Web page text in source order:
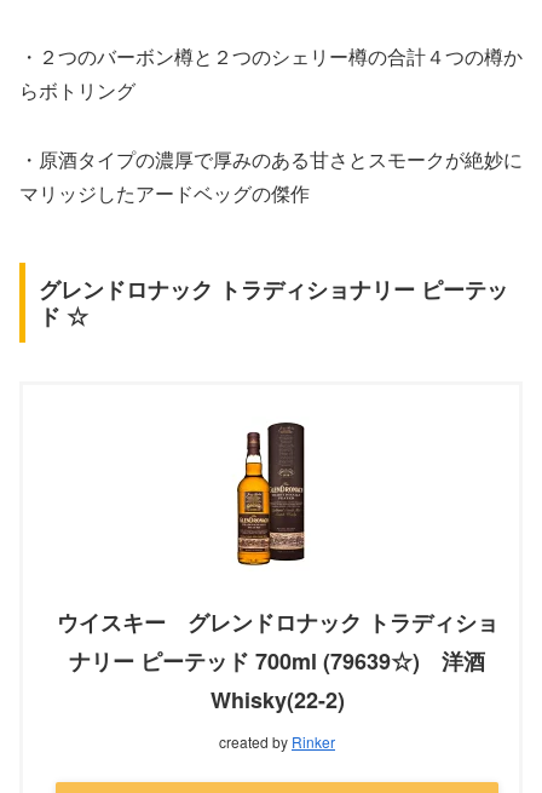
・２つのバーボン樽と２つのシェリー樽の合計４つの樽か
らボトリング
・原酒タイプの濃厚で厚みのある甘さとスモークが絶妙に
マリッジしたアードベッグの傑作
グレンドロナック トラディショナリー ピーテッ
ド ☆
ウイスキー グレンドロナック トラディショ
ナリー ピーテッド 700ml (79639☆) 洋酒
Whisky(22-2)
created by Rinker